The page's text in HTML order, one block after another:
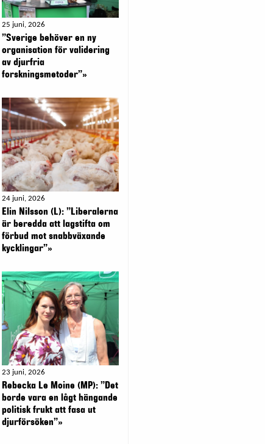
25 juni, 2026
”Sverige behöver en ny
organisation för validering
av djurfria
forskningsmetoder”»
24 juni, 2026
Elin Nilsson (L): ”Liberalerna
är beredda att lagstifta om
förbud mot snabbväxande
kycklingar”»
23 juni, 2026
Rebecka Le Moine (MP): ”Det
borde vara en lågt hängande
politisk frukt att fasa ut
djurförsöken”»